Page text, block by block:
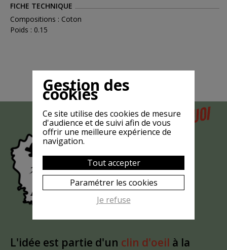
FICHE TECHNIQUE
Compositions : Coton
Poids : 0.15
MAISPOURQUOI
LA CHÈVRE
EST-ELLE
MASQUÉE
?
L'idée est partie d'un clin d'oeil à la
Gestion des
cookies
Ce site utilise des cookies de mesure
d'audience et de suivi afin de vous
offrir une meilleure expérience de
navigation.
Tout accepter
Paramétrer les cookies
Je refuse